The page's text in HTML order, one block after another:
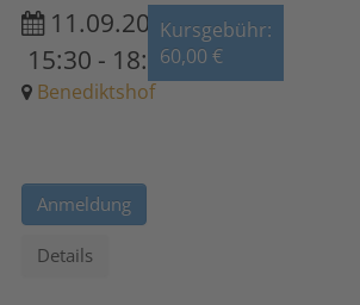
11.09.2026
15:30 - 18:30
Benediktshof
Kursgebühr:
60,00 €
Anmeldung
Details